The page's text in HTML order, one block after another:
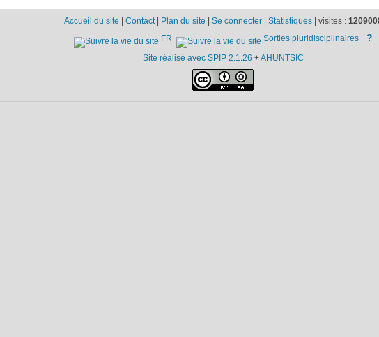
Accueil du site Contact| Plan du site Se connecter| Statistiques| visites :
FR
Sorties pluridisciplinaires ?
Site réalisé avec SPIP 2.1.26 +AHUNTSIC